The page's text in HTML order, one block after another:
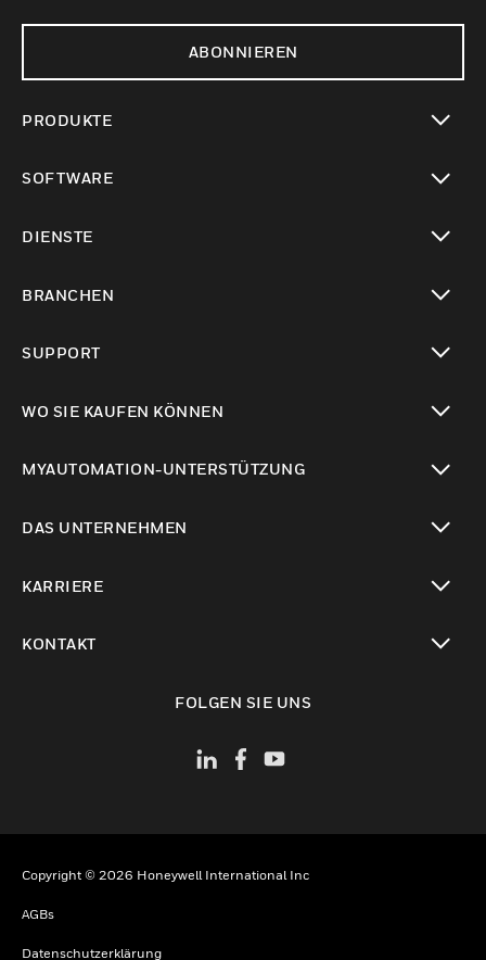
ABONNIEREN
PRODUKTE
SOFTWARE
DIENSTE
BRANCHEN
SUPPORT
WO SIE KAUFEN KÖNNEN
MYAUTOMATION-UNTERSTÜTZUNG
DAS UNTERNEHMEN
KARRIERE
KONTAKT
FOLGEN SIE UNS
Copyright © 2026 Honeywell International Inc
AGBs
Datenschutzerklärung